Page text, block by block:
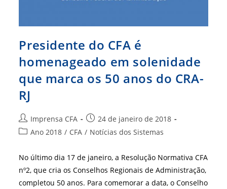
Presidente do CFA é
homenageado em solenidade
que marca os 50 anos do CRA-
RJ
Autor
do
Imprensa CFA
Post
publicado:
24 de janeiro de 2018
Categoria
post:
Ano 2018 / CFA / Notícias dos Sistemas
No último dia 17 de janeiro, a Resolução Normativa CFA
nº2, que cria os Conselhos Regionais de Administração,
completou 50 anos. Para comemorar a data, o Conselho